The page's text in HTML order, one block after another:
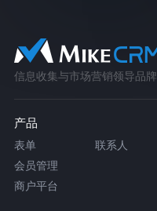
信息收集与市场营销领导品牌
产品
表单 联系人
会员管理
商户平台